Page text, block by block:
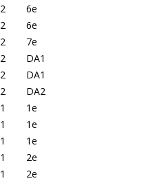
2
6e
2
6e
2
7e
2
DA1
2
DA1
2
DA2
1
1e
1
1e
1
1e
1
2e
1
2e